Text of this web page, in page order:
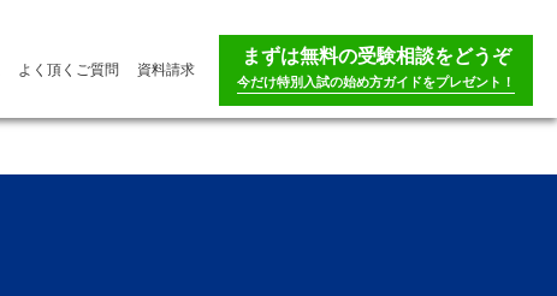
よく頂くご質問 資料請求
まずは無料の受験相談をどうぞ
今だけ特別入試の始め方ガイドをプレゼント！